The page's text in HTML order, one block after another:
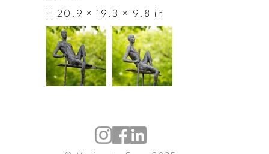
H 20.9 × 19.3 × 9.8 in